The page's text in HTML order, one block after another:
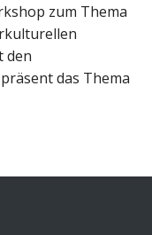
zum Thema
den
das Thema